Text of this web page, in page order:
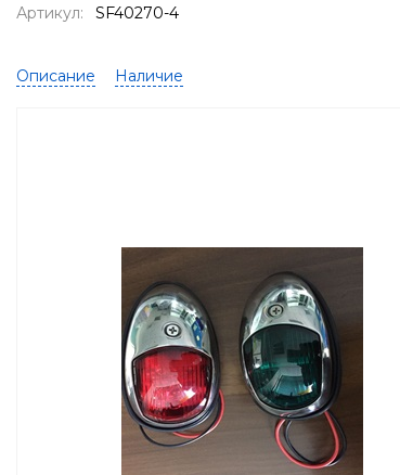
Артикул: SF40270-4
Описание Наличие